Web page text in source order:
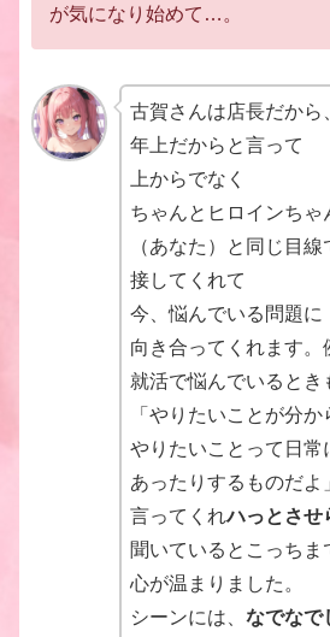
が気になり始めて…。
古賀さんは店長だから
年上だからと言って
上からでなく
ちゃんとヒロインちゃ
（あなた）と同じ目線
接してくれて
今、悩んでいる問題に
向き合ってくれます。
就活で悩んでいるとき
「やりたいことが分か
やりたいことって日常
あったりするものだよ
言ってくれハっとさせ
聞いているとこっちま
心が温まりました。
シーンには、なでなで